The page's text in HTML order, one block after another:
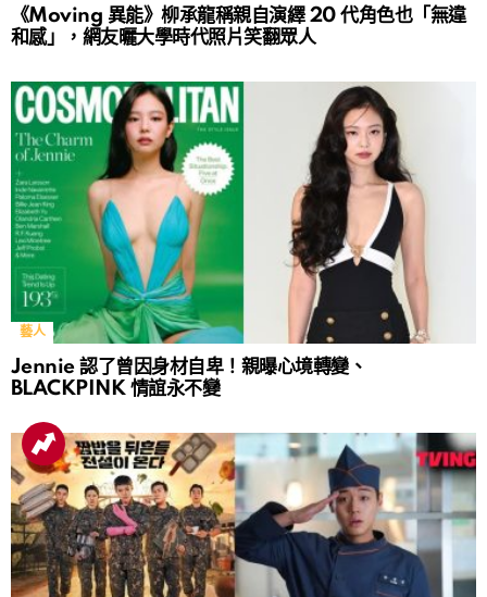
《Moving 異能》柳承龍稱親自演繹 20 代角色也「無違
和感」，網友曬大學時代照片笑翻眾人
藝人
Jennie 認了曾因身材自卑！親曝心境轉變、
BLACKPINK 情誼永不變